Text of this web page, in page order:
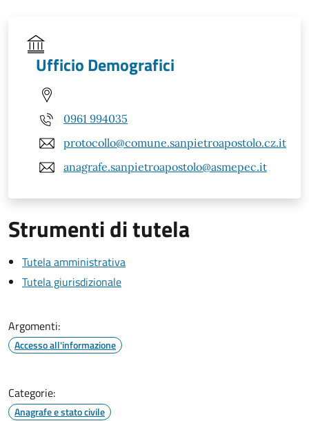
Ufficio Demografici
0961 994035
protocollo@comune.sanpietroapostolo.cz.it
anagrafe.sanpietroapostolo@asmepec.it
Strumenti di tutela
Tutela amministrativa
Tutela giurisdizionale
Argomenti:
Accesso all'informazione
Categorie:
Anagrafe e stato civile